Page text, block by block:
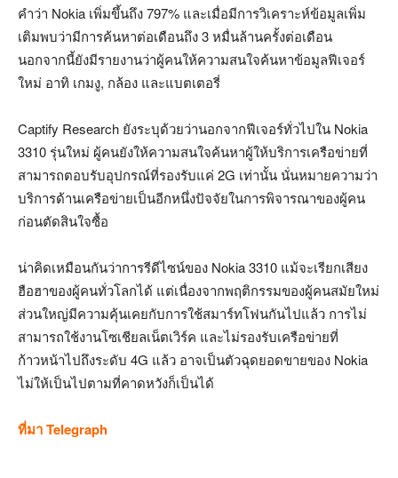
คำว่า Nokia เพิ่มขึ้นถึง 797% และเมื่อมีการวิเคราะห์ข้อมูลเพิ่ม
เติมพบว่ามีการค้นหาต่อเดือนถึง 3 หมื่นล้านครั้งต่อเดือน
นอกจากนี้ยังมีรายงานว่าผู้คนให้ความสนใจค้นหาข้อมูลฟีเจอร์
ใหม่ อาทิ เกมงู, กล้อง และแบตเตอรี่
Captify Research ยังระบุด้วยว่านอกจากฟีเจอร์ทั่วไปใน Nokia
3310 รุ่นใหม่ ผู้คนยังให้ความสนใจค้นหาผู้ให้บริการเครือข่ายที่
สามารถตอบรับอุปกรณ์ที่รองรับแค่ 2G เท่านั้น นั่นหมายความว่า
บริการด้านเครือข่ายเป็นอีกหนึ่งปัจจัยในการพิจารณาของผู้คน
ก่อนตัดสินใจซื้อ
น่าคิดเหมือนกันว่าการรีดีไซน์ของ Nokia 3310 แม้จะเรียกเสียง
ฮือฮาของผู้คนทั่วโลกได้ แต่เนื่องจากพฤติกรรมของผู้คนสมัยใหม่
ส่วนใหญ่มีความคุ้นเคยกับการใช้สมาร์ทโฟนกันไปแล้ว การไม่
สามารถใช้งานโซเชียลเน็ตเวิร์ค และไม่รองรับเครือข่ายที่
ก้าวหน้าไปถึงระดับ 4G แล้ว อาจเป็นตัวฉุดยอดขายของ Nokia
ไม่ให้เป็นไปตามที่คาดหวังก็เป็นได้
ที่มาTelegraph